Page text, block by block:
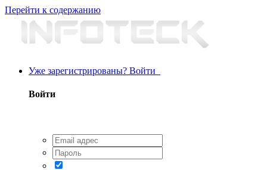
Перейти к содержанию
Уже зарегистрированы? Войти
Войти